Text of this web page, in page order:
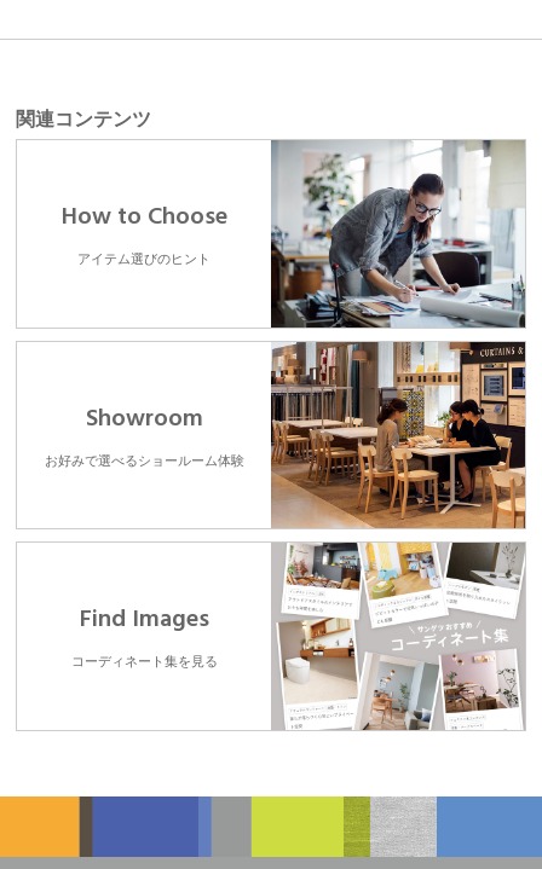
関連コンテンツ
How to Choose
アイテム選びのヒント
Showroom
お好みで選べるショールーム体験
Find Images
コーディネート集を見る